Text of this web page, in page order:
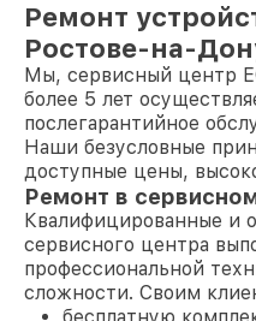
Ремонт
Ростове-на-
Мы, сервисный центр
более 5 лет
послегарантийное
Наши безусловные
доступные цены,
Ремонт в
Квалифицированные и
сервисного центра
профессиональной
сложности. Своим